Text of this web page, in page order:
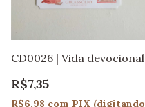
CD0026 | Vida devocional
R$7,35
R$6,98 com PIX (digitando